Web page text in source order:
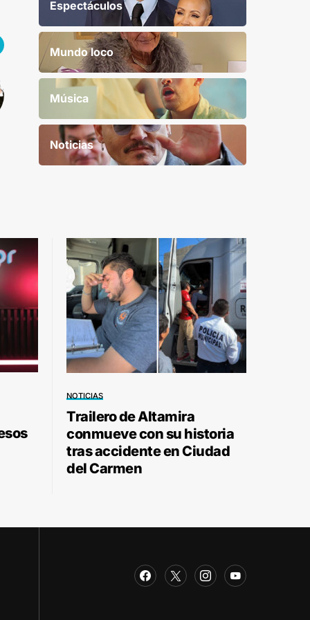
Espectáculos
Mundo loco
Música
Noticias
NOTICIAS
Trailero de Altamira
conmueve con su historia
tras accidente en Ciudad
del Carmen